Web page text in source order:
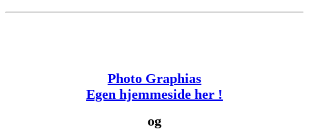
Photo Graphias
Egen hjemmeside her !
og